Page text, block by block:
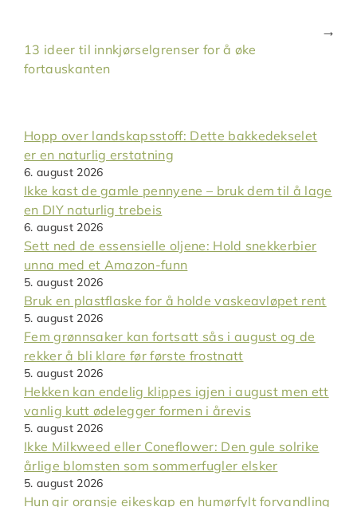
13 ideer til innkjørselgrenser for å øke
fortauskanten
Hopp over landskapsstoff: Dette bakkedekselet
er en naturlig erstatning
6. august 2026
Ikke kast de gamle pennyene – bruk dem til å lage
en DIY naturlig trebeis
6. august 2026
Sett ned de essensielle oljene: Hold snekkerbier
unna med et Amazon-funn
5. august 2026
Bruk en plastflaske for å holde vaskeavløpet rent
5. august 2026
Fem grønnsaker kan fortsatt sås i august og de
rekker å bli klare før første frostnatt
5. august 2026
Hekken kan endelig klippes igjen i august men ett
vanlig kutt ødelegger formen i årevis
5. august 2026
Ikke Milkweed eller Coneflower: Den gule solrike
årlige blomsten som sommerfugler elsker
5. august 2026
Hun gir oransje eikeskap en humørfylt forvandling